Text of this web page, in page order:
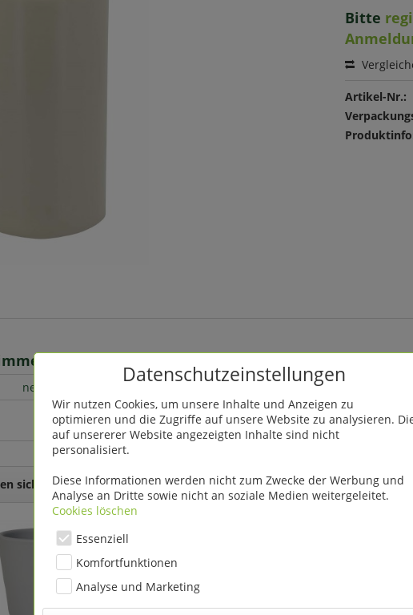
Bitte
Artikel-Nr.:
20 cm"
nein
sich ebenfalls angesehen
Datenschutzeinstellungen
Wir nutzen Cookies, um unsere Inhalte und Anzeigen zu
optimieren und die Zugriffe auf unsere Website zu analysieren.
auf unsererer Website angezeigten Inhalte sind nicht
personalisiert.
Diese Informationen werden nicht zum Zwecke der Werbung und
Analyse an Dritte sowie nicht an soziale Medien weitergeleitet.
Cookies löschen
Essenziell
Komfortfunktionen
Analyse und Marketing